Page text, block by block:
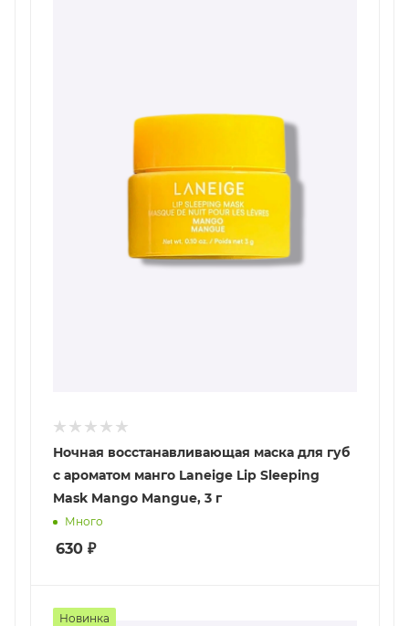
Ночная восстанавливающая маска для губ
с ароматом манго Laneige Lip Sleeping
Mask Mango Mangue, 3 г
Много
630 ₽
Новинка